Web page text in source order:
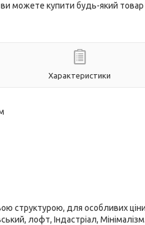
ви можете купити будь-який
Характеристики
структурою, для особливих
лофт, Індастріал,